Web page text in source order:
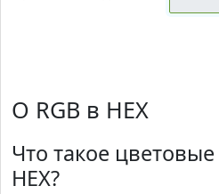
О RGB в HEX
Что такое
HEX?